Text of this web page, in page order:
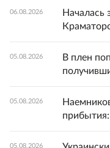
06.08.2026
Началась
05.08.2026
В плен
05.08.2026
05.08.2026